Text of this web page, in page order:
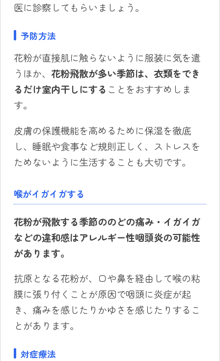
医に診察してもらいましょう。
予防方法
花粉が直接肌に触らないように服装に気を遣
うほか、 花粉飛散が多い季節は、衣類をでき
るだけ室内干しにする ことをおすすめしま
す。
皮膚の保護機能を高めるために保湿を徹底
し、睡眠や食事など規則正しく、ストレスを
ためないように生活することも大切です。
喉がイガイガする
花粉が飛散する季節ののどの痛み・イガイガ
などの違和感はアレルギー性咽頭炎の可能性
があります。
抗原となる花粉が、口や鼻を経由して喉の粘
膜に張り付くことが原因で咽頭に炎症が起
き、痛みを感じたりかゆさを感じたりするこ
とがあります。
対症療法